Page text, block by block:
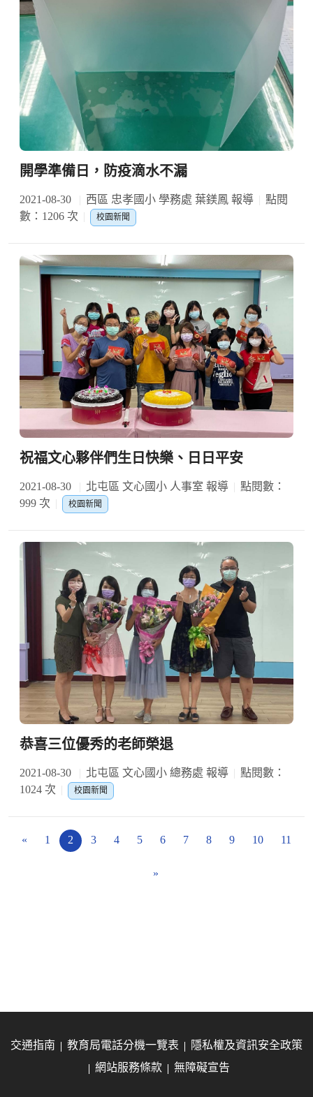
開學準備日，防疫滴水不漏
2021-08-30 西區 忠孝國小 學務處 葉鎂鳳 報導
點閱
數：1206 次
校園新聞
祝福文心夥伴們生日快樂、日日平安
2021-08-30 北屯區 文心國小 人事室 報導
點閱數：
999 次
校園新聞
恭喜三位優秀的老師榮退
2021-08-30 北屯區 文心國小 總務處 報導
點閱數：
1024 次
校園新聞
« 1 2 3 4 5 6 7 8 9 10 11
»
交通指南 教育局電話分機一覽表
隱私權及資訊安全政策
網站服務條款
無障礙宣告